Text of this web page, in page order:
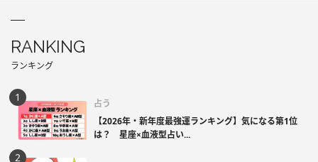
RANKING
ランキング
占う
【2026年・新年度最強運ランキング】気になる第1位
は？ 星座×血液型占い...